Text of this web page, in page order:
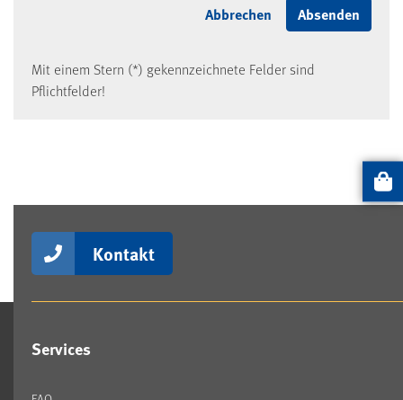
Mit einem Stern (*) gekennzeichnete Felder sind
Pflichtfelder!
Kontakt
Services
Artikel